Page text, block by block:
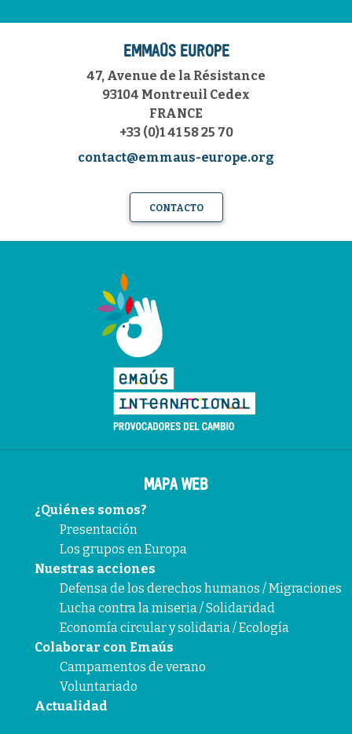
EMMAÜS EUROPE
47, Avenue de la Résistance
93104 Montreuil Cedex
FRANCE
+33 (0)1 41 58 25 70
contact@emmaus-europe.org
CONTACTO
MAPA WEB
¿Quiénes somos?
Presentación
Los grupos en Europa
Nuestras acciones
Defensa de los derechos humanos / Migraciones
Lucha contra la miseria / Solidaridad
Economía circular y solidaria / Ecología
Colaborar con Emaús
Campamentos de verano
Voluntariado
Actualidad